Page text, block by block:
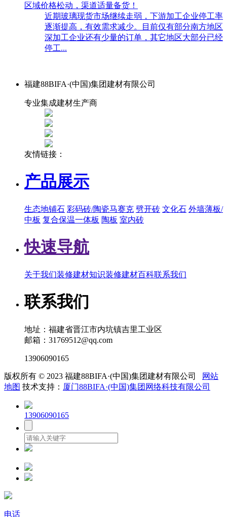
区域价格松动，渠道适量备货！
近期玻璃现货市场继续走弱，下游加工企业停工率
逐渐提高，有效需求减少。目前仅有部分南方地区
深加工企业还有少量的订单，其它地区大部分已经
停工...
福建88BIFA·(中国)集团建材有限公司
专业集成建材生产商
友情链接：
产品展示
生态地铺石 彩码砖/陶瓷马赛克 劈开砖 文化石 外墙薄板/
中板 复合保温一体板 陶板 室内砖
快速导航
关于我们装修建材知识装修建材百科联系我们
联系我们
地址：福建省晋江市内坑镇吉里工业区
邮箱：31769512@qq.com
13906090165
版权所有 © 2023 福建88BIFA·(中国)集团建材有限公司
网站
地图 技术支持： 厦门88BIFA·(中国)集团网络科技有限公司
13906090165
电话